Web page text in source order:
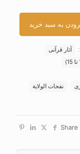
به سبد خرید
آثار قرآنی
نفحات الولایة
Share